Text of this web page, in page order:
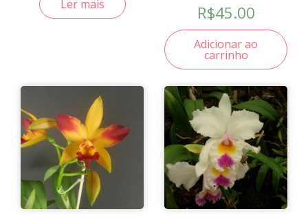
Ler mais
R$45.00
Adicionar ao
carrinho